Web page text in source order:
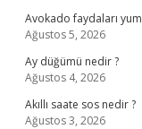
Avokado faydaları
Ağustos 5, 2026
Ay düğümü nedir ?
Ağustos 4, 2026
Akıllı saate sos nedir ?
Ağustos 3, 2026